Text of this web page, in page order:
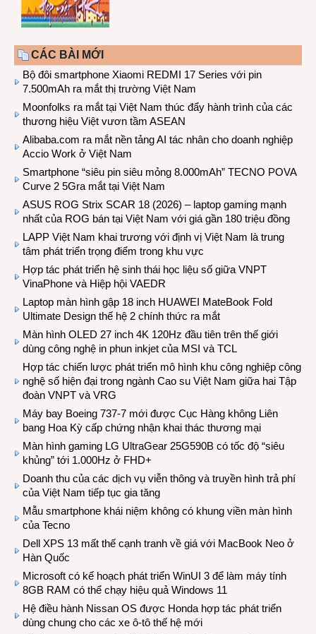
CÁC BÀI MỚI
Bộ đôi smartphone Xiaomi REDMI 17 Series với pin
7.500mAh ra mắt thị trường Việt Nam
Moonfolks ra mắt tại Việt Nam thúc đẩy hành trình của các
thương hiệu Việt vươn tầm ASEAN
Alibaba.com ra mắt nền tảng AI tác nhân cho doanh nghiệp
Accio Work ở Việt Nam
Smartphone “siêu pin siêu mỏng 8.000mAh” TECNO POVA
Curve 2 5Gra mắt tại Việt Nam
ASUS ROG Strix SCAR 18 (2026) – laptop gaming mạnh
nhất của ROG bán tại Việt Nam với giá gần 180 triệu đồng
LAPP Việt Nam khai trương với định vị Việt Nam là trung
tâm phát triển trọng điểm trong khu vực
Hợp tác phát triển hệ sinh thái học liệu số giữa VNPT
VinaPhone và Hiệp hội VAEDR
Laptop màn hình gập 18 inch HUAWEI MateBook Fold
Ultimate Design thế hệ 2 chính thức ra mắt
Màn hình OLED 27 inch 4K 120Hz đầu tiên trên thế giới
dùng công nghệ in phun inkjet của MSI và TCL
Hợp tác chiến lược phát triển mô hình khu công nghiệp công
nghệ số hiện đại trong ngành Cao su Việt Nam giữa hai Tập
đoàn VNPT và VRG
Máy bay Boeing 737-7 mới được Cục Hàng không Liên
bang Hoa Kỳ cấp chứng nhận khai thác thương mại
Màn hình gaming LG UltraGear 25G590B có tốc độ “siêu
khủng” tới 1.000Hz ở FHD+
Doanh thu của các dịch vụ viễn thông và truyền hình trả phí
của Việt Nam tiếp tục gia tăng
Mẫu smartphone khái niệm không có khung viền màn hình
của Tecno
Dell XPS 13 mất thế cạnh tranh về giá với MacBook Neo ở
Hàn Quốc
Microsoft có kế hoạch phát triển WinUI 3 để làm máy tính
8GB RAM có thể chạy hiệu quả Windows 11
Hệ điều hành Nissan OS được Honda hợp tác phát triển
dùng chung cho các xe ô-tô thế hệ mới